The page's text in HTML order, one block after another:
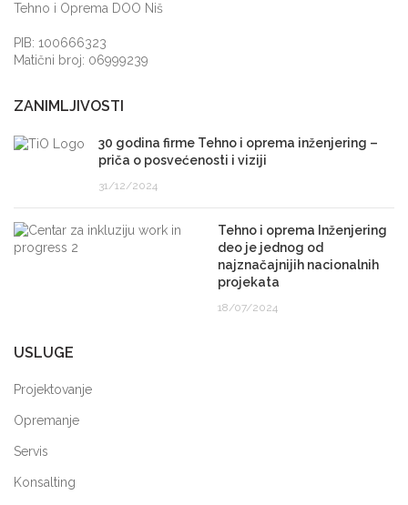
Tehno i Oprema DOO Niš
PIB: 100666323
Matični broj: 06999239
ZANIMLJIVOSTI
30 godina firme Tehno i oprema inženjering –
priča o posvećenosti i viziji
31/12/2024
Tehno i oprema Inženjering
deo je jednog od
najznačajnijih nacionalnih
projekata
18/07/2024
USLUGE
Projektovanje
Opremanje
Servis
Konsalting